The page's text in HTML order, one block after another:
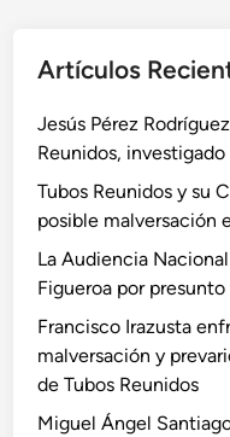
Artículos
Jesús Pérez
Reunidos,
Tubos Reunidos y su
posible malversación
La Audiencia
Figueroa por
Francisco Irazusta
malversación y
de Tubos Reunidos
Miguel Ángel